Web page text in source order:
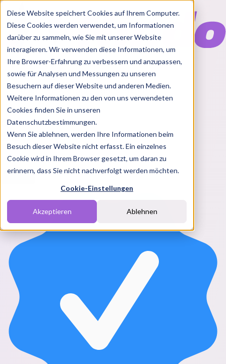
Diese Website speichert Cookies auf Ihrem Computer.
Diese Cookies werden verwendet, um Informationen
darüber zu sammeln, wie Sie mit unserer Website
interagieren. Wir verwenden diese Informationen, um
Ihre Browser-Erfahrung zu verbessern und anzupassen,
sowie für Analysen und Messungen zu unseren
Besuchern auf dieser Website und anderen Medien.
Weitere Informationen zu den von uns verwendeten
Cookies finden Sie in unseren
Datenschutzbestimmungen.
Wenn Sie ablehnen, werden Ihre Informationen beim
Besuch dieser Website nicht erfasst. Ein einzelnes
Cookie wird in Ihrem Browser gesetzt, um daran zu
erinnern, dass Sie nicht nachverfolgt werden möchten.
Cookie-Einstellungen
Akzeptieren Ablehnen
Features
Solutions
BlogChartsRabatt CodesPakete
Login